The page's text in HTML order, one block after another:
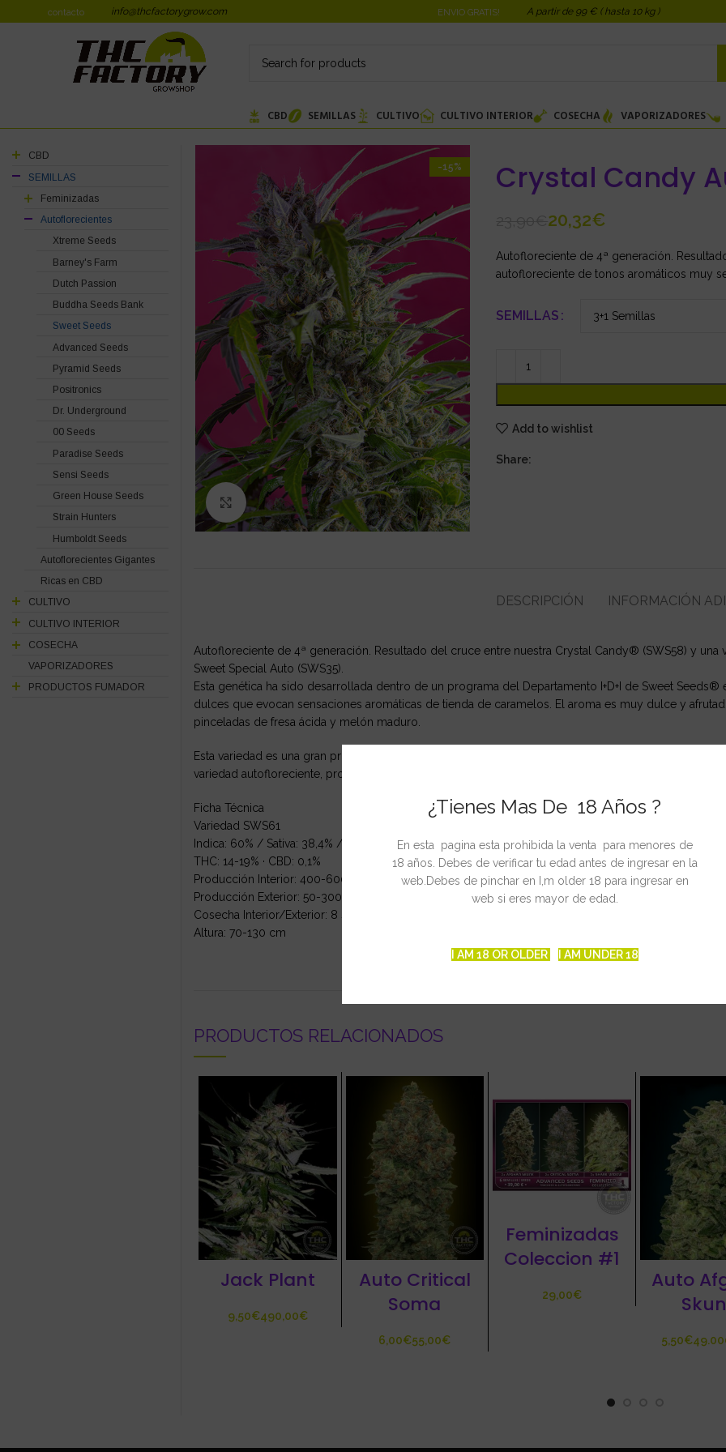
¿Tienes Mas De 18 Años ?
En esta pagina esta prohibida la venta para menores de
18 años. Debes de verificar tu edad antes de ingresar en la
web.Debes de pinchar en I,m older 18 para ingresar en
web si eres mayor de edad.
I AM 18 OR OLDER I AM UNDER 18
contacto info@thcfactorygrow.com ENVIO GRATIS! A partir de 99 € ( hasta 10 kg )
CBD SEMILLAS CULTIVO CULTIVO INTERIOR COSECHA VAPORIZADORES
-15%
Click to enlarge
Crystal Candy
20,32€
Autofloreciente de 4ª generación.
autofloreciente de tonos aromáticos muy
SEMILLAS
Add to wishlist
Share:
DESCRIPCIÓN INFORMACIÓN
Autofloreciente de 4ª generación. Resultado del cruce entre nuestra Crystal Candy® (SWS58) y
Sweet Special Auto (SWS35).
Esta genética ha sido desarrollada dentro de un programa del Departamento I+D+I de Sweet
dulces que evocan sensaciones aromáticas de tienda de caramelos. El aroma es muy dulce y
pinceladas de fresa ácida y melón maduro.
Esta variedad es una gran productora de cristales de aromática resina, además de una gran
variedad autofloreciente, produciendo plantas que fácilmente superan el metro de altura.
Ficha Técnica
Variedad SWS61
Indica: 60% / Sativa: 38,4% / Ruderalis: 1,6%
THC: 14-19% · CBD: 0,1%
Producción Interior: 400-600 g/m2
Producción Exterior: 50-300 g/planta
Cosecha Interior/Exterior: 8 semanas desde la germinación
Altura: 70-130 cm
PRODUCTOS RELACIONADOS
Jack Plant
€ €
Auto Critical
Soma
€ €
Feminizadas
Coleccion #1
€
Auto
€
CBD
SEMILLAS
Feminizadas
Autoflorecientes
Xtreme Seeds
Barney's Farm
Dutch Passion
Buddha Seeds Bank
Sweet Seeds
Advanced Seeds
Pyramid Seeds
Positronics
Dr. Underground
00 Seeds
Paradise Seeds
Sensi Seeds
Green House Seeds
Strain Hunters
Humboldt Seeds
Autoflorecientes Gigantes
Ricas en CBD
CULTIVO
CULTIVO INTERIOR
COSECHA
VAPORIZADORES
PRODUCTOS FUMADOR